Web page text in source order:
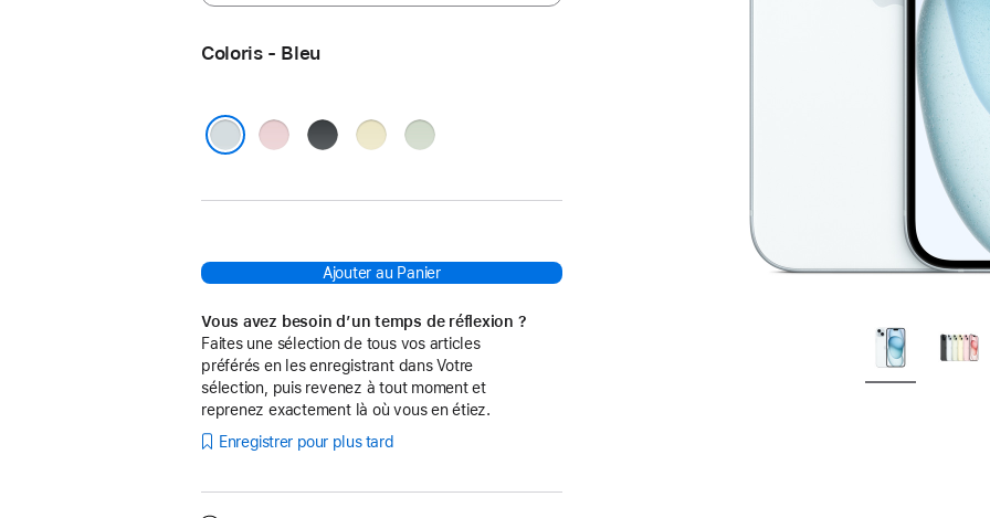
Coloris - Bleu
Rose Noir JauneVert
Ajouter au Panier
Vous avez besoin d’un temps de réflexion ?
Faites une sélection de tous vos articles
préférés en les enregistrant dans Votre
sélection, puis revenez à tout moment et
reprenez exactement là où vous en étiez.
Enregistrer pour plus tard